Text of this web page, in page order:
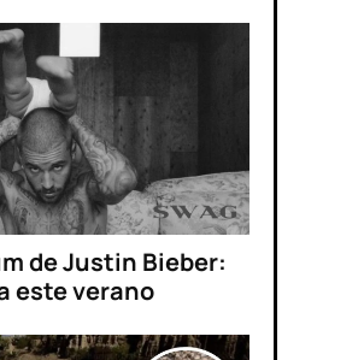
de Justin Bieber:
este verano